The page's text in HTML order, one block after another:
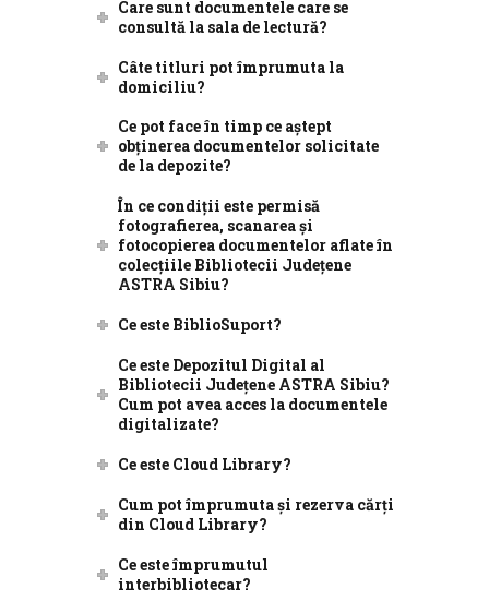
Care sunt documentele care se
consultă la sala de lectură?
Câte titluri pot împrumuta la
domiciliu?
Ce pot face în timp ce aștept
obținerea documentelor solicitate
de la depozite?
În ce condiții este permisă
fotografierea, scanarea și
fotocopierea documentelor aflate în
colecțiile Bibliotecii Județene
ASTRA Sibiu?
Ce este BiblioSuport?
Ce este Depozitul Digital al
Bibliotecii Județene ASTRA Sibiu?
Cum pot avea acces la documentele
digitalizate?
Ce este Cloud Library?
Cum pot împrumuta și rezerva cărți
din Cloud Library?
Ce este împrumutul
interbibliotecar?